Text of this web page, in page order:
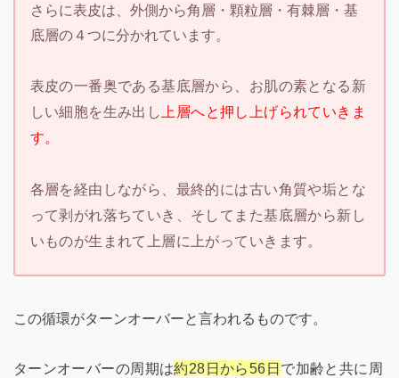
さらに表皮は、外側から角層・顆粒層・有棘層・基
底層の４つに分かれています。
表皮の一番奥である基底層から、お肌の素となる新
しい細胞を生み出し 上層へと押し上げられていきま
す。
各層を経由しながら、最終的には古い角質や垢とな
って剥がれ落ちていき、そしてまた基底層から新し
いものが生まれて上層に上がっていきます。
この循環がターンオーバーと言われるものです。
ターンオーバーの周期は約28日から56日 で加齢と共に周